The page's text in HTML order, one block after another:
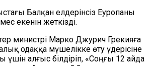
Балқан елдерінсіз Еуропаны
екенін жеткізді.
министрі Марко Джурич Грекияға
одаққа мүшелікке өту үдерісіне
үшін алғыс білдіріп, «Соңғы 12 айда